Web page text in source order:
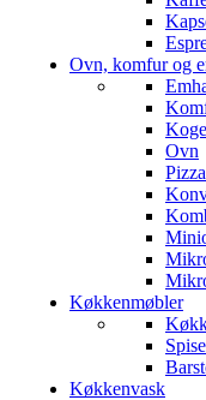
Ovn, komfur og
Ovn
Køkkenmøbler
Køkkenvask